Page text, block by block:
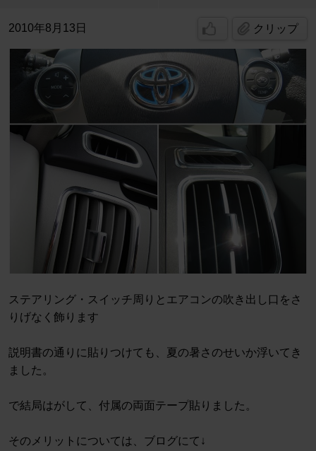
2010年8月13日 クリップ
ステアリング・スイッチ周りとエアコンの吹き出し口をさ
りげなく飾ります
説明書の通りに貼りつけても、夏の暑さのせいか浮いてき
ました。
で結局はがして、付属の両面テープ貼りました。
そのメリットについては、ブログにて↓